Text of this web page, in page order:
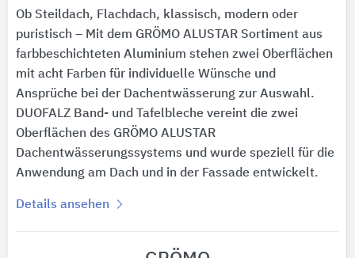
Ob Steildach, Flachdach, klassisch, modern oder
puristisch – Mit dem GRÖMO ALUSTAR Sortiment aus
farbbeschichteten Aluminium stehen zwei Oberflächen
mit acht Farben für individuelle Wünsche und
Ansprüche bei der Dachentwässerung zur Auswahl.
DUOFALZ Band- und Tafelbleche vereint die zwei
Oberflächen des GRÖMO ALUSTAR
Dachentwässerungssystems und wurde speziell für die
Anwendung am Dach und in der Fassade entwickelt.
Details ansehen